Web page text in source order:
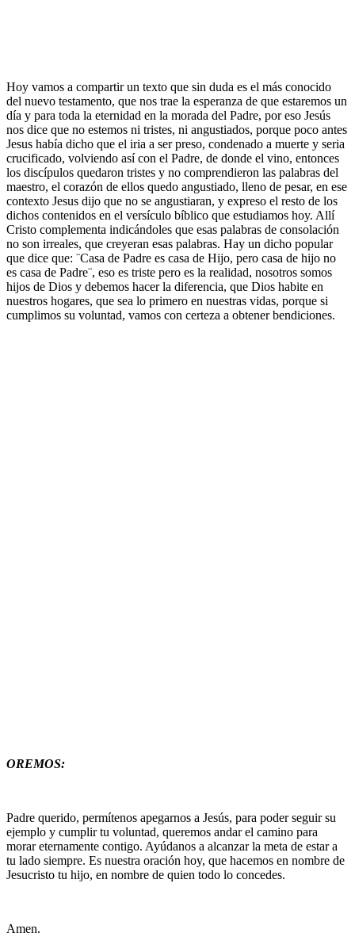
Hoy vamos a compartir un texto que sin duda es el más conocido
del nuevo testamento, que nos trae la esperanza de que estaremos un
día y para toda la eternidad en la morada del Padre, por eso Jesús
nos dice que no estemos ni tristes, ni angustiados, porque poco antes
Jesus había dicho que el iria a ser preso, condenado a muerte y seria
crucificado, volviendo así con el Padre, de donde el vino, entonces
los discípulos quedaron tristes y no comprendieron las palabras del
maestro, el corazón de ellos quedo angustiado, lleno de pesar, en ese
contexto Jesus dijo que no se angustiaran, y expreso el resto de los
dichos contenidos en el versículo bíblico que estudiamos hoy. Allí
Cristo complementa indicándoles que esas palabras de consolación
no son irreales, que creyeran esas palabras. Hay un dicho popular
que dice que: ¨Casa de Padre es casa de Hijo, pero casa de hijo no
es casa de Padre¨, eso es triste pero es la realidad, nosotros somos
hijos de Dios y debemos hacer la diferencia, que Dios habite en
nuestros hogares, que sea lo primero en nuestras vidas, porque si
cumplimos su voluntad, vamos con certeza a obtener bendiciones.
OREMOS:
Padre querido, permítenos apegarnos a Jesús, para poder seguir su
ejemplo y cumplir tu voluntad, queremos andar el camino para
morar eternamente contigo. Ayúdanos a alcanzar la meta de estar a
tu lado siempre. Es nuestra oración hoy, que hacemos en nombre de
Jesucristo tu hijo, en nombre de quien todo lo concedes.
Amen.